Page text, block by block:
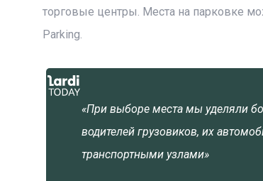
торговые центры. Места на парковке
Parking.
«При выборе места мы уделяли
водителей грузовиков, их
транспортными узлами»